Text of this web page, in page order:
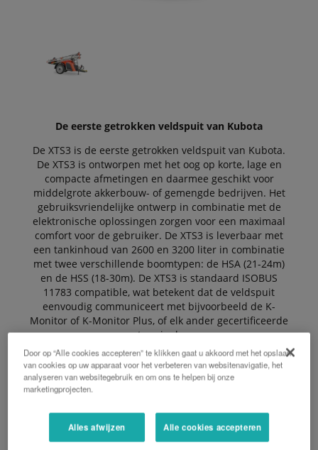
De eerste getrokken veldspuit van Kubota
De XTS3 is de eerste getrokken veldspuit van Kubota.
De XTS3 is ontworpen met het oog op korte, lage en
compacte afmetingen en daarmee geschikt voor
middelgrote akkerbouw- of gemengde bedrijven. Het
gebruiksvriendelijke ontwerp in combinatie met de
elektronische oplossingen zorgen voor een maximaal
comfort voor de gebruiker. De XTS3 is leverbaar met
een tankinhoud van 2600 en 3200 liter in combinatie
met twee verschillende boomtypen: de HSA (21-24m)
en de HSS (18-30m). De XTS3 is standaard ISOBUS
11783 compatible, wat betekent dat de veldspuit
eenvoudig communiceert met bijvoorbeeld de K-
Monitor of K-Monitor Plus, of elk ander gecertificeerde
terminal.
De Voordelen:
Optimaliseer het spuiten en comfort: bescherm
Door op “Alle cookies accepteren” te klikken gaat u akkoord met het opslaan
van cookies op uw apparaat voor het verbeteren van websitenavigatie, het
analyseren van websitegebruik en om ons te helpen bij onze
marketingprojecten.
Alles afwijzen Alle cookies accepteren